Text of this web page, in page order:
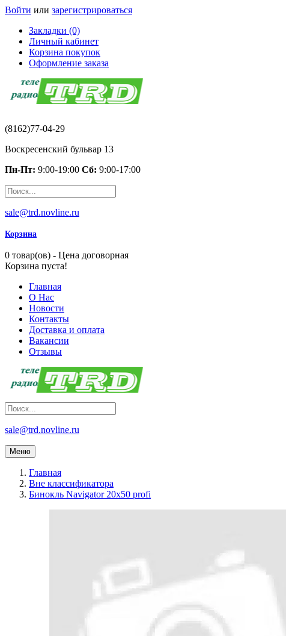
Войти или зарегистрироваться
Закладки (0)
Личный кабинет
Корзина покупок
Оформление заказа
(8162)77-04-29
Воскресенский бульвар 13
Пн-Пт: 9:00-19:00 Сб: 9:00-17:00
sale@trd.novline.ru
Корзина
0 товар(ов) - Цена договорная
Корзина пуста!
Главная
О Нас
Новости
Контакты
Доставка и оплата
Вакансии
Отзывы
sale@trd.novline.ru
Меню
Главная
Вне классификатора
Бинокль Navigator 20x50 profi